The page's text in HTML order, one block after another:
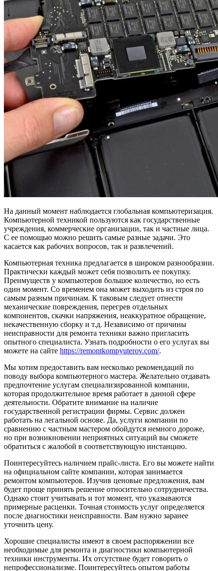
На данный момент наблюдается глобальная компьютеризация.
Компьютерной техникой пользуются как государственные
учреждения, коммерческие организации, так и частные лица.
С ее помощью можно решить самые разные задачи. Это
касается как рабочих вопросов, так и развлечений.
Компьютерная техника предлагается в широком разнообразии.
Практически каждый может себя позволить ее покупку.
Преимуществ у компьютеров большое количество, но есть
один момент. Со временем она может выходить из строя по
самым разным причинам. К таковым следует отнести
механические повреждения, перегрев отдельных
компонентов, скачки напряжения, неаккуратное обращение,
некачественную сборку и т.д. Независимо от причины
неисправности для ремонта техники важно пригласить
опытного специалиста. Узнать подробности о его услугах вы
можете на сайте https://remontkompyuterov.com/.
Мы хотим предоставить вам несколько рекомендаций по
поводу выбора компьютерного мастера. Желательно отдавать
предпочтение услугам специализированной компании,
которая продолжительное время работает в данной сфере
деятельности. Обратите внимание на наличие
государственной регистрации фирмы. Сервис должен
работать на легальной основе. Да, услуги компании по
сравнению с частным мастером обойдутся немного дороже,
но при возникновении неприятных ситуаций вы сможете
обратиться с жалобой в соответствующую инстанцию.
Поинтересуйтесь наличием прайс-листа. Его вы можете найти
на официальном сайте компании, которая занимается
ремонтом компьютеров. Изучив ценовые предложения, вам
будет проще принять решение относительно сотрудничества.
Однако стоит учитывать и тот момент, что указываются
примерные расценки. Точная стоимость услуг определяется
после диагностики неисправности. Вам нужно заранее
уточнить цену.
Хорошие специалисты имеют в своем распоряжении все
необходимые для ремонта и диагностики компьютерной
техники инструменты. Их отсутствие будет говорить о
непрофессионализме. Поинтересуйтесь опытом работы